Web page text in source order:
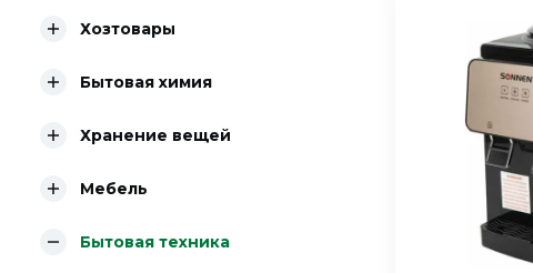
Хозтовары
Бытовая химия
Хранение вещей
Мебель
Бытовая техника